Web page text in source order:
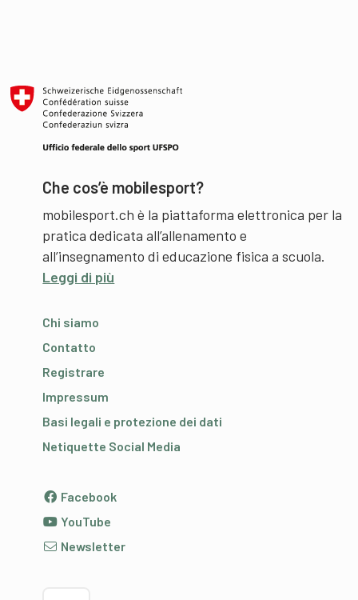
Che cos’è mobilesport?
mobilesport.ch è la piattaforma elettronica per la
pratica dedicata all’allenamento e
all’insegnamento di educazione fisica a scuola.
Leggi di più
Chi siamo
Contatto
Registrare
Impressum
Basi legali e protezione dei dati
Netiquette Social Media
Facebook
YouTube
Newsletter